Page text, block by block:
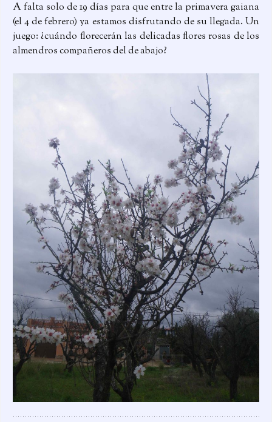
A falta solo de 19 días para que entre la primavera gaiana
(el 4 de febrero) ya estamos disfrutando de su llegada. Un
juego: ¿cuándo florecerán las delicadas flores rosas de los
almendros compañeros del de abajo?